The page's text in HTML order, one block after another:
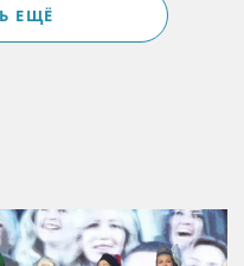
ЕЩЁ